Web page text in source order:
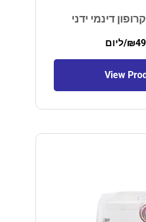
דינמי ידני
₪/ליום
View